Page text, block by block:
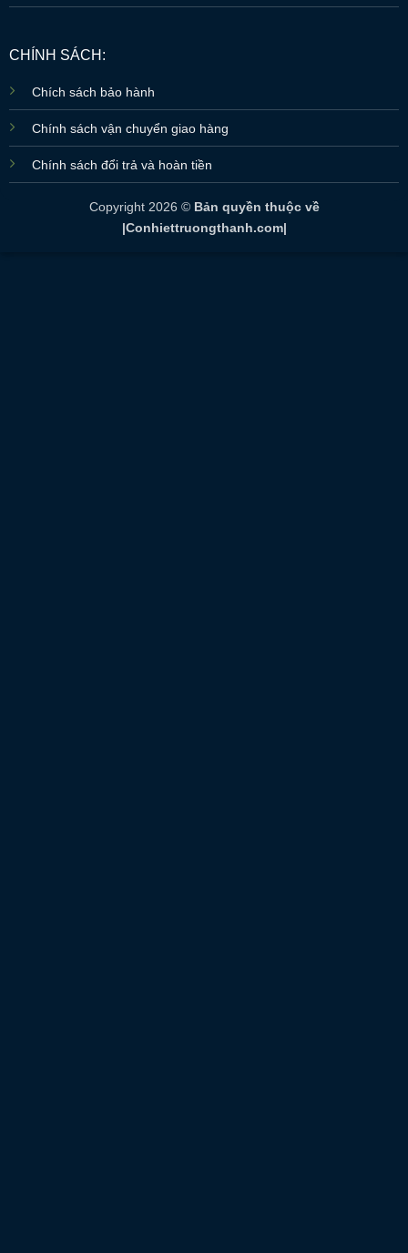
CHÍNH SÁCH:
Chích sách bảo hành
Chính sách vận chuyển giao hàng
Chính sách đổi trả và hoàn tiền
Copyright 2026 © Bản quyền thuộc về
|Conhiettruongthanh.com|